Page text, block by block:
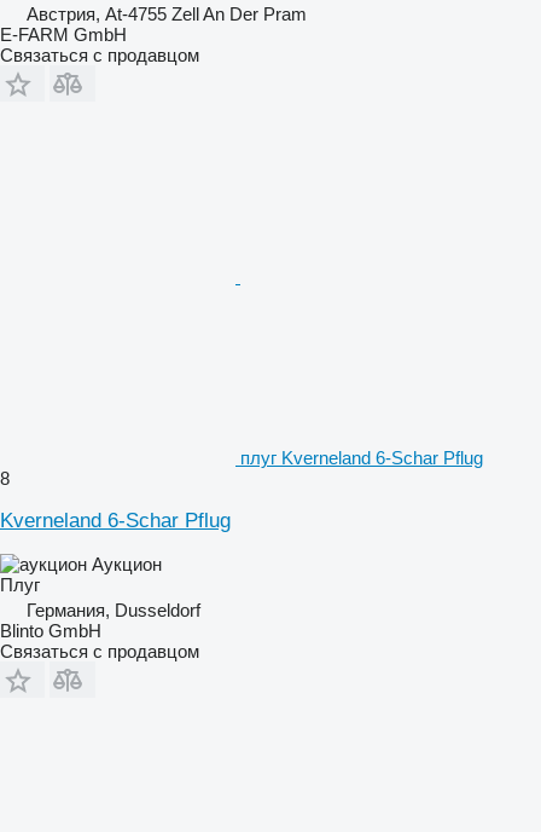
Австрия, At-4755 Zell An Der Pram
E-FARM GmbH
Связаться с продавцом
плуг Kverneland 6-Schar Pflug
8
Kverneland 6-Schar Pflug
Аукцион
Плуг
Германия, Dusseldorf
Blinto GmbH
Связаться с продавцом